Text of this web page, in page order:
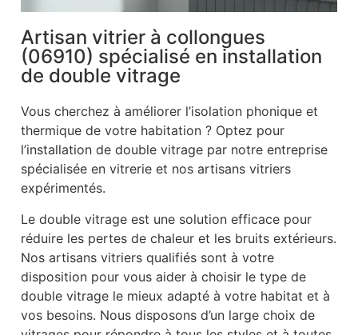
Artisan vitrier à collongues
(06910) spécialisé en installation
de double vitrage
Vous cherchez à améliorer l’isolation phonique et
thermique de votre habitation ? Optez pour
l’installation de double vitrage par notre entreprise
spécialisée en vitrerie et nos artisans vitriers
expérimentés.
Le double vitrage est une solution efficace pour
réduire les pertes de chaleur et les bruits extérieurs.
Nos artisans vitriers qualifiés sont à votre
disposition pour vous aider à choisir le type de
double vitrage le mieux adapté à votre habitat et à
vos besoins. Nous disposons d’un large choix de